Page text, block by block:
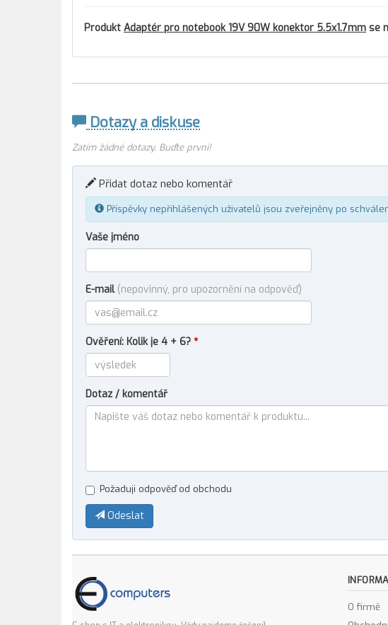
Produkt Adaptér pro notebook 19V 90W konektor 5.5x1.7mm se
Dotazy a diskuse
Zatím žádné dotazy. Buďte první!
Přidat dotaz nebo komentář
Příspěvky nepřihlášených uživatelů jsou zveřejněny po
Vaše jméno
E-mail (nepovinný, pro upozornění na odpověď)
Ověření: Kolik je 4 + 6? *
Dotaz / komentář
Požaduji odpověď od obchodu
Odeslat
O firmě